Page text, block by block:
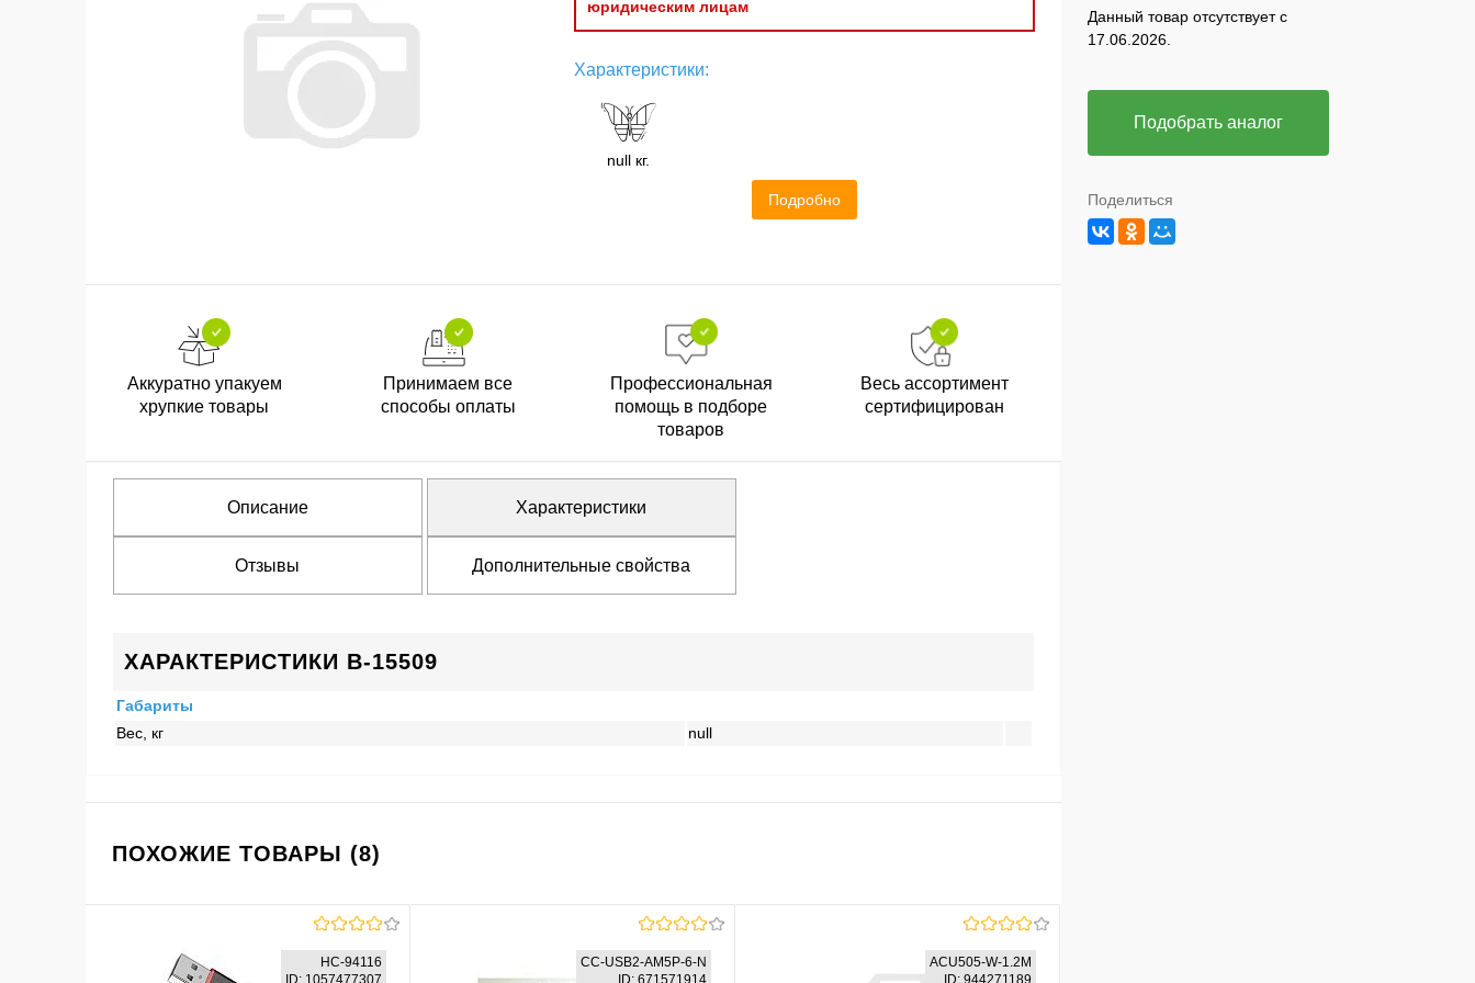
юридическим лицам
Характеристики:
null кг.
Подробно
Аккуратно упакуем
хрупкие товары
Принимаем все
способы оплаты
Профессиональная
помощь в подборе
товаров
Весь ассортимент
сертифицирован
Описание Характеристики
Отзывы Дополнительные свойства
ХАРАКТЕРИСТИКИ B-15509
Габариты
Вес, кг
null
ПОХОЖИЕ ТОВАРЫ (8)
HC-94116
ID: 1057477307
CC-USB2-AM5P-6-N
ID: 671571914
ACU505-W-1.2M
ID: 944271189
Данный товар отсутствует с
17.06.2026.
Подобрать аналог
Поделиться